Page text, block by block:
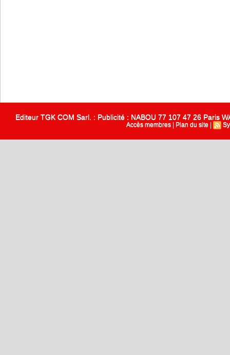
Editeur TGK COM Sarl. : Publicité : NABOU 77 107 47 26 Paris
Accès membres Plan du site